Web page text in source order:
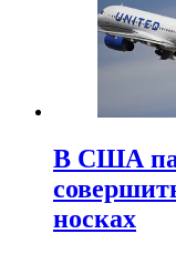
В США
носках